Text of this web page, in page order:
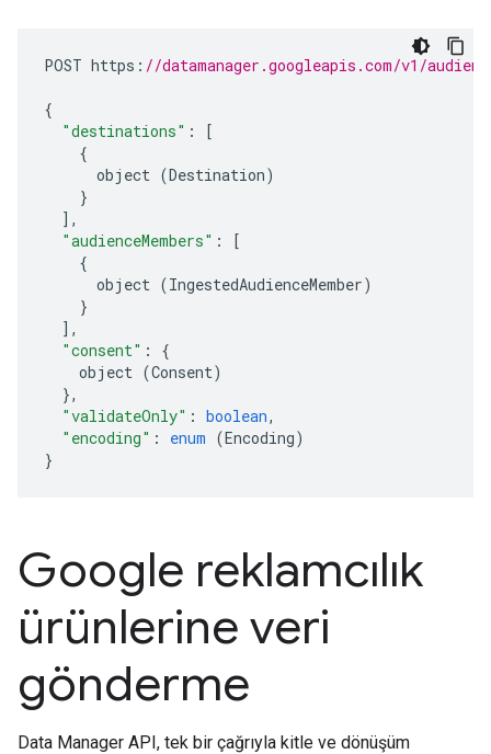
POST https : //datamanager.googleapis.com/v1/
{
"destinations" :
[
{
object (Destination)
}
],
"audienceMembers" :
[
{
object (IngestedAudienceMember)
}
],
"consent" :
{
object (Consent)
},
"validateOnly" : boolean,
"encoding" : enum (Encoding)
}
Google reklamcılık
ürünlerine veri
gönderme
Data Manager API, tek bir çağrıyla kitle ve dönüşüm